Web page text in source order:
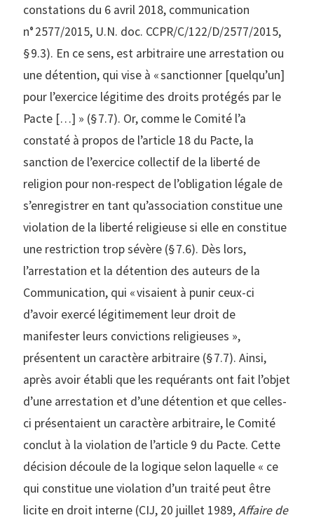
constations du 6 avril 2018, communication
n° 2577/2015, U.N. doc. CCPR/C/122/D/2577/2015,
§ 9.3). En ce sens, est arbitraire une arrestation ou
une détention, qui vise à « sanctionner [quelqu’un]
pour l’exercice légitime des droits protégés par le
Pacte […] » (§ 7.7). Or, comme le Comité l’a
constaté à propos de l’article 18 du Pacte, la
sanction de l’exercice collectif de la liberté de
religion pour non-respect de l’obligation légale de
s’enregistrer en tant qu’association constitue une
violation de la liberté religieuse si elle en constitue
une restriction trop sévère (§ 7.6). Dès lors,
l’arrestation et la détention des auteurs de la
Communication, qui « visaient à punir ceux-ci
d’avoir exercé légitimement leur droit de
manifester leurs convictions religieuses »,
présentent un caractère arbitraire (§ 7.7). Ainsi,
après avoir établi que les requérants ont fait l’objet
d’une arrestation et d’une détention et que celles-
ci présentaient un caractère arbitraire, le Comité
conclut à la violation de l’article 9 du Pacte. Cette
décision découle de la logique selon laquelle « ce
qui constitue une violation d’un traité peut être
licite en droit interne (CIJ, 20 juillet 1989,Affaire de